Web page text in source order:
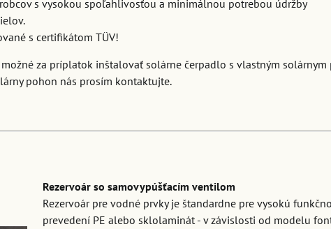
s vysokou spoľahlivosťou a minimálnou potrebou údržby
s certifikátom TÜV!
za príplatok inštalovať solárne čerpadlo s vlastným solárnym
pohon nás prosím kontaktujte.
Rezervoár so samovypúšťacím ventilom
Rezervoár pre vodné prvky je štandardne pre vysokú
prevedení PE alebo sklolaminát - v závislosti od modelu